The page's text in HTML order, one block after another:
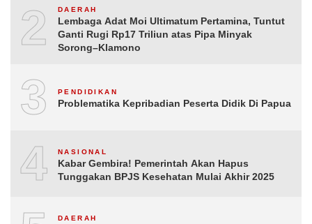
2 DAERAH
Lembaga Adat Moi Ultimatum Pertamina, Tuntut
Ganti Rugi Rp17 Triliun atas Pipa Minyak
Sorong–Klamono
3 PENDIDIKAN
Problematika Kepribadian Peserta Didik Di Papua
4 NASIONAL
Kabar Gembira! Pemerintah Akan Hapus
Tunggakan BPJS Kesehatan Mulai Akhir 2025
DAERAH